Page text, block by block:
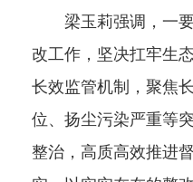
梁玉莉强调，一要
改工作，坚决扛牢生
长效监管机制，聚焦
位、扬尘污染严重等
整治，高质高效推进